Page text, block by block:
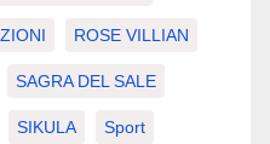
ROSE VILLIAN
SAGRA DEL SALE
SIKULA Sport